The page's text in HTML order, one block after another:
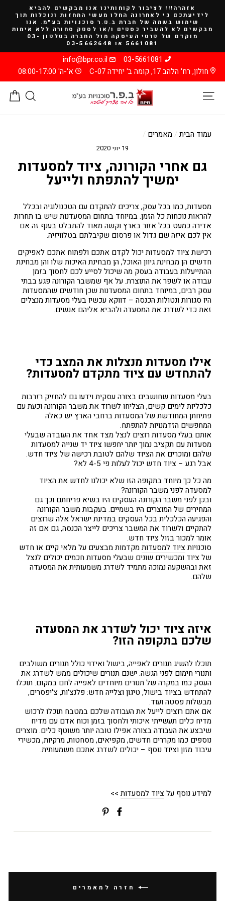
קריאה
אזהרה!!! לציבור לקוחותינו אנו מבקשים להביא
לידיעתכם כי לאחרונה החלו מעשי התחזות ונוכלות תוך
שימוש בשמה של חברת ב.פ.ר סוכנויות בע"מ. אנו
מבקשים לא להעביר כספים ו/או לספק סחורה ללא אימות
מוקדם של פרטי העיסקה מול החברה בטלפון 03-
5661081 או 03-5662648
03-5661081
info@bpr.co.il
חולון, רח' הלהב 17, קומה ב' יחידה C-07
א'-ה' 08:00-17:00
עמוד הבית / מאמרים /
19 יוני 2020
גם אחרי הקורונה, ציוד למסעדות
ימשיך להתפתח ולייעל
מסעדות, כמו בכל עסק, צריכים להתקדם עם הטכנולוגיה ובכלל
להראות נוכחות כל הזמן. במיוחד בתחום המסעדנות שיש בו תחרות
אדירה כמעט בכל אזור בארץ וקשה מאוד להתבלט בענף זה אם
אין לכם איזה שם גדול או פרסום שקיבלתם בטלוויזיה.
רכישת ציוד למסעדות יכול לקדם אתכם ולפתוח אתכם לאפיקים
חדשים הן מבחינת גיוון האוכל, הן מבחינת האיכות שלו והן מבחינת
ההתייעלות בעבודה בעסק מה שיכול לסייע לכם לחסוך בזמן
עבודה או לשפר את התוצרת. על אף שמשבר הקורונה פגע בבתי
עסק רבים, במיוחד בתחום המסעדנות שכן חודשים שהמסעדות
היו סגורות ונטולות הכנסה – דווקא עכשיו בעלי מסעדות מנצלים
זאת כדי לשדרג את המסעדה ולהביא אליהם אנשים.
אילו מסעדות מנצלות את המצב כדי
להתחדש עם ציוד מתקדם למסעדות?
בעלי מסעדות שחושבים בצורה עסקית וידעו גם להחזיק רזרבות
כלכליות לימים קשים, הצליחו לשרוד את משבר הקורונה וכעת עם
פתיחתן המחודשת של המסעדות ברחבי הארץ יש כאלה
המחפשים הזדמנויות להתפתח.
אותם בעלי מסעדות רוצים לנצל מצד אחד את העובדה שבעלי
מסעדות עם תקציב נמוך יותר יחפשו ציוד יד שנייה למסעדות
שלהם ומוכרים את הציוד שלהם לטובת רכישה של ציוד חדש.
אבל רגע – ציוד חדש יכול לעלות פי 4-5 לא?
מה כל כך מיוחד בתקופה הזו שלא יכולנו לחדש את הציוד
למסעדה לפני משבר הקורונה?
ובכן לפני משבר הקורונה העסקים היו בשיא פריחתם וכך גם
המחירים של המוצרים היו בשמיים. בעקבות משבר הקורונה
והפגיעה הכלכלית בכל העסקים במדינת ישראל אלה שרוצים
להתקיים ולשרוד את המשבר צריכים לייצר הכנסה, גם אם זה
אומר למכור בזול ציוד חדש.
סוכנויותציוד למסעדותמקדמות מבצעים על מלאי קיים או חדש
של ציוד ומכשירים שונים שבעלי מסעדות חכמים יכולים לנצל
זאת ובהשקעה נמוכה מתמיד לשדרג משמעותית את המסעדה
שלהם.
איזה ציוד יכול לשדרג את המסעדה
שלכם בתקופה הזו?
תוכלו להשיג תנורים לאפייה, בישול ואידוי כולל תנורים משולבים
ותנורי חימום לפני הגשה. ישנם תנורים שיכולים ממש לשדרג את
העסק כמו במקרה של תנורים מיוחדים לאפייה לחם במקום. תוכלו
להתחדש בציוד בישול, טיגון וצלייה חדש: פלנצ'ות, צ'יפסרים,
מבשלות פסטה ועוד.
אם אתם רוצים לייעל את העבודה שלכם במטבח תוכלו לרכוש
מדיח כלים תעשייתי איכותי ולחסוך בזמן וכוח אדם עם מדיח
שיבצע את העבודה בצורה אפילו טובה יותר משוטף כלים. מוצרים
נוספים כמו מקררים חדשים, מקפיאים, מסחטות, מרקיות, מכשירי
עיבוד מזון וציוד נוסף – יכולים לשדרג אתכם משמעותית.
למידע נוסף עלציוד למסעדות >>
שתפי
חזרה למאמרים